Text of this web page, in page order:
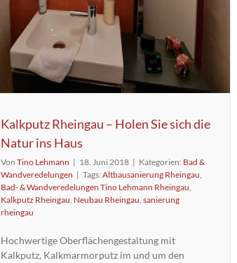
Kalkputz Rheingau – Holen Sie sich die
Natur ins Haus
Von Tino Lehmann | 18. Juni 2018 | Kategorien: Bad &
Wandveredelungen | Tags: Altbausanierung Rheingau,
Bad- & Wandveredelungen Tino Lehmann Rheingau,
Kalkputz Rheingau, Neubau Rheingau, sanierung
rheingau
Hochwertige Oberflächengestaltung mit
Kalkputz, Kalkmarmorputz im und um den